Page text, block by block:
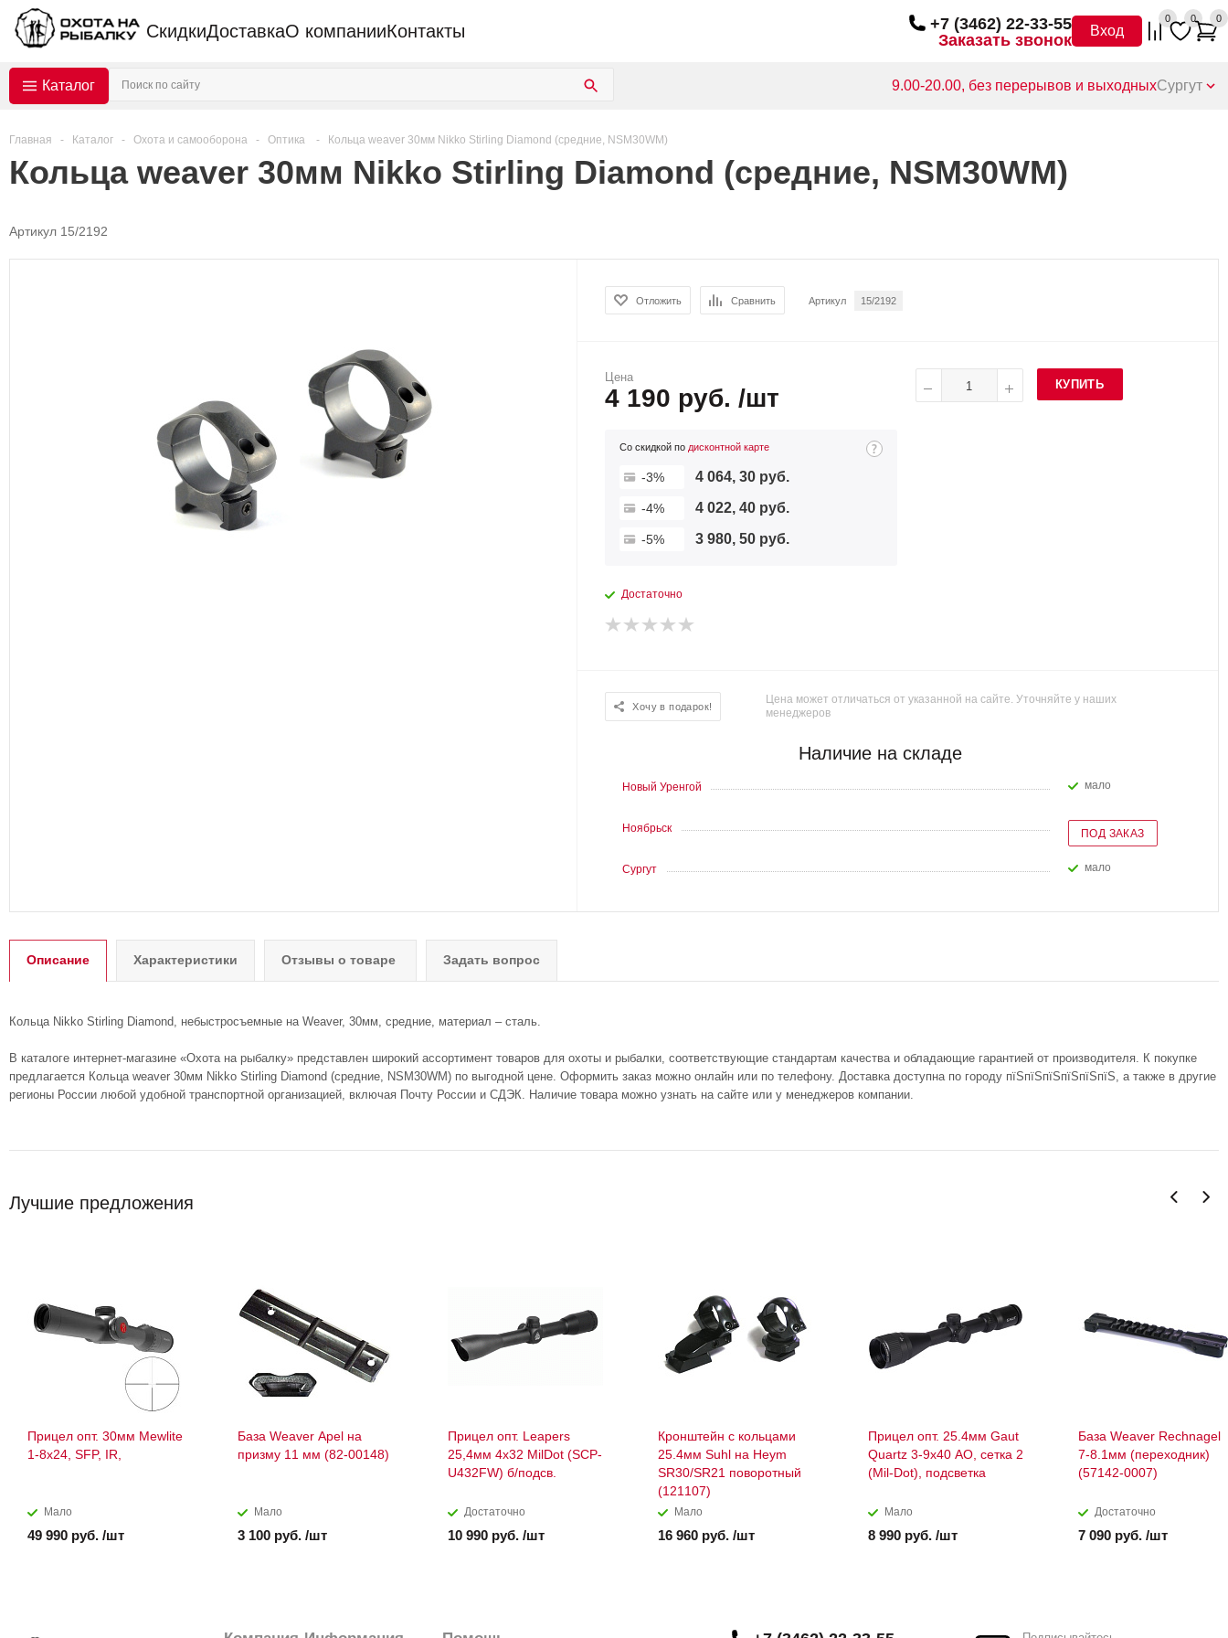
СкидкиДоставкаО компанииКонтакты
+7 (3462) 22-33-55
Заказать звонок
Вход
0 0 0
Каталог 9.00-20.00, без перерывов и выходныхСургут
Главная - Каталог - Охота и самооборона - Оптика - Кольца weaver 30мм Nikko Stirling Diamond (средние, NSM30WM)
Кольца weaver 30мм Nikko Stirling Diamond (средние, NSM30WM)
Артикул 15/2192
Отложить Сравнить Артикул 15/2192
Цена
4 190 руб. /шт
Со скидкой подисконтной карте
-3% 4 064, 30 руб.
-4% 4 022, 40 руб.
-5% 3 980, 50 руб.
Достаточно
КУПИТЬ
Хочу в подарок!
Цена может отличаться от указанной на сайте. Уточняйте у наших
менеджеров
Наличие на складе
Новый Уренгой Мало
Ноябрьск ПОД ЗАКАЗ
Сургут Мало
Описание Характеристики Отзывы о товаре Задать вопрос
Кольца Nikko Stirling Diamond, небыстросъемные на Weaver, 30мм, средние, материал – сталь.
В каталоге интернет-магазине «Охота на рыбалку» представлен широкий ассортимент товаров для охоты и рыбалки, соответствующие стандартам качества и обладающие гарантией от производителя. К покупке
предлагается Кольца weaver 30мм Nikko Stirling Diamond (средние, NSM30WM) по выгодной цене. Оформить заказ можно онлайн или по телефону. Доставка доступна по городу пїЅпїЅпїЅпїЅпїЅпїЅ, а также в другие
регионы России любой удобной транспортной организацией, включая Почту России и СДЭК. Наличие товара можно узнать на сайте или у менеджеров компании.
Лучшие предложения
Прицел опт. 30мм Mewlite
1-8x24, SFP, IR,
Мало
49 990 руб. /шт
База Weaver Apel на
призму 11 мм (82-00148)
Мало
3 100 руб. /шт
Прицел опт. Leapers
25,4мм 4x32 MilDot (SCP-
U432FW) б/подсв.
Достаточно
10 990 руб. /шт
Кронштейн с кольцами
25.4мм Suhl на Heym
SR30/SR21 поворотный
(121107)
Мало
16 960 руб. /шт
Прицел опт. 25.4мм Gaut
Quartz 3-9x40 AO, сетка 2
(Mil-Dot), подсветка
Мало
8 990 руб. /шт
База Weaver Rechnagel
7-8.1мм (переходник)
(57142-0007)
Достаточно
7 090 руб. /шт